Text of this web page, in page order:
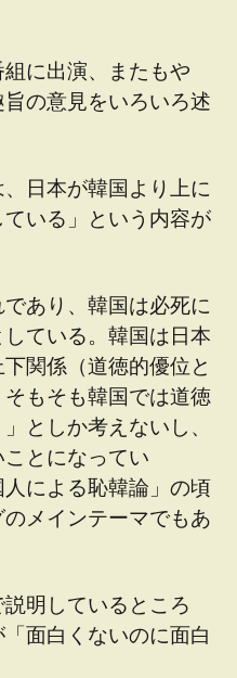
に出演、またもや
旨の意見をいろいろ述
日本が韓国より上に
いる」という内容が
あり、韓国は必死に
ている。韓国は日本
関係（道徳的優位と
もそも韓国では道徳
としか考えないし、
とになってい
による恥韓論」の頃
メインテーマでもあ
明しているところ
面白くないのに面白